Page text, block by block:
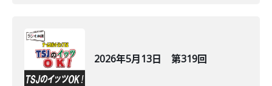
2026年5月13日 第319回